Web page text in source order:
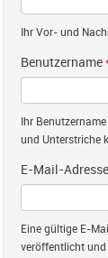
Ihr Vor- und
Benutzername
Ihr
und Unterstriche
E-Mail-Adresse
Eine gültige E-
veröffentlicht und